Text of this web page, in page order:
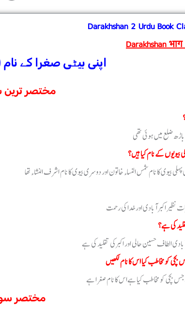
Darakhshan 2 Urdu Book
Darakhshan
مختصر ترین
ضلع میں ہوئی تھی
بیویوں کے نام کیا ہیں؟
نظیر اکبر آبادی اور خدا کی رحمت
کی ہے؟
الطاف حسین حالی اور اکبرکی تقلید کی ہے
کو مخاطب کیا اس کا نام لکھیں
بچی کو مخاطب کیا ہےاس کا نام صغرا ہے
مختصر